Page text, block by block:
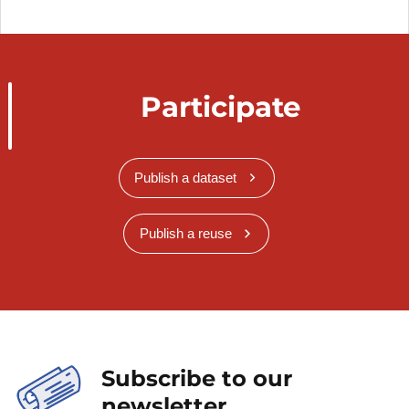
Établir des prescriptions archéologiques
Assurer la gestion de la carte de
national, notamment en vue d'établir un
plan directeur sectoriel des sites
archéologiques
Constituer des dossiers dans le cadre de la
procédure de classement de sites
pour le patrimoine culturel (COPAC - anc.
B) Étude du patrimoine archéologique national
Participate
Publish a dataset
Publish a reuse
Subscribe to our